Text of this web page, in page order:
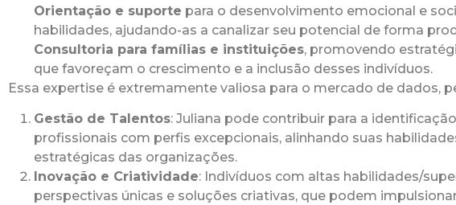
Orientação e suporte para o desenvolvimento emocional e
habilidades, ajudando-as a canalizar seu potencial de forma
Consultoria para famílias e instituições, promovendo
que favoreçam o crescimento e a inclusão desses indivíduos.
Essa expertise é extremamente valiosa para o mercado de dados,
Gestão de Talentos: Juliana pode contribuir para a
profissionais com perfis excepcionais, alinhando suas
estratégicas das organizações.
Inovação e Criatividade: Indivíduos com altas habilidades/
perspectivas únicas e soluções criativas, que podem